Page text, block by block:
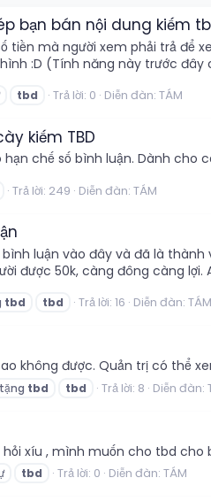
bạn bán nội dung kiếm
tiền mà người xem phải trả
:D (Tính năng này trước
tbd Trả lời: 0 Diễn đàn: TÁM
kiếm TBD
hạn chế số bình luận. Dành
Trả lời: 249 Diễn đàn: TÁM
luận vào đây và đã là
được 50k, càng đông càng
tbd tbd Trả lời: 16 Diễn đàn: TÁM
không được. Quản trị có thể
tặng tbd tbd Trả lời: 8 Diễn đàn:
xíu , mình muốn cho tbd
tbd Trả lời: 0 Diễn đàn: TÁM